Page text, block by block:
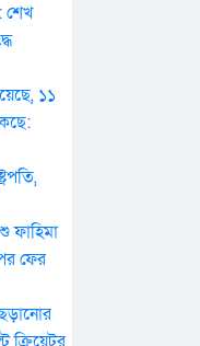
শেখ
১১
ফাহিমা
ফের